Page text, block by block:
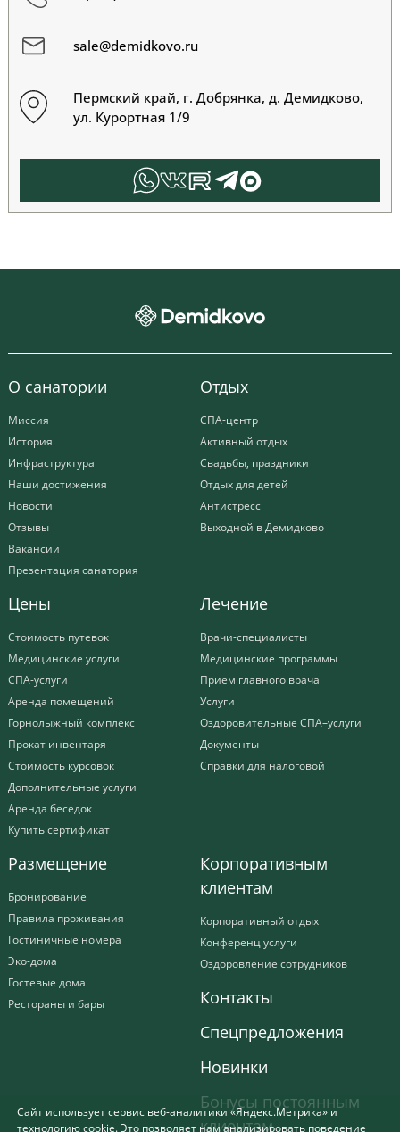
sale@demidkovo.ru
Пермский край, г. Добрянка, д. Демидково,
ул. Курортная 1/9
О санатории
Миссия
История
Инфраструктура
Наши достижения
Новости
Отзывы
Вакансии
Презентация санатория
Отдых
СПА-центр
Активный отдых
Свадьбы, праздники
Отдых для детей
Антистресс
Выходной в Демидково
Цены
Стоимость путевок
Медицинские услуги
СПА-услуги
Аренда помещений
Горнолыжный комплекс
Прокат инвентаря
Стоимость курсовок
Дополнительные услуги
Аренда беседок
Купить сертификат
Лечение
Врачи-специалисты
Медицинские программы
Прием главного врача
Услуги
Оздоровительные СПА–услуги
Документы
Справки для налоговой
Размещение
Бронирование
Правила проживания
Гостиничные номера
Эко-дома
Гостевые дома
Рестораны и бары
Корпоративным
клиентам
Корпоративный отдых
Конференц услуги
Оздоровление сотрудников
Контакты
Спецпредложения
Новинки
Бонусы постоянным
клиентам
Сайт использует сервис веб-аналитики «Яндекс.Метрика» и
технологию cookie. Это позволяет нам анализировать поведение